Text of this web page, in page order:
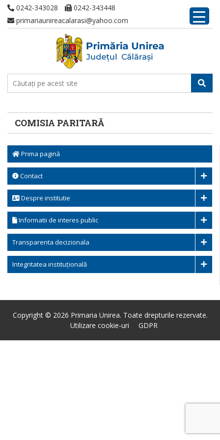
0242-343028
0242-343448
primariaunireacalarasi@yahoo.com
COMISIA PARITARĂ
Prima pagină
Contact
Despre institutie
Informatii de interes public
Transparenta decizionala
Integritatea instituțională
Copyright © 2026 Primaria Unirea. Toate drepturile rezervate.
Utilizare cookie-uri
GDPR